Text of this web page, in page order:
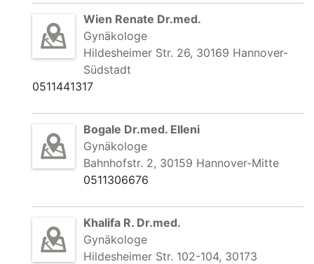
Wien Renate Dr.med.
Gynäkologe
Hildesheimer Str. 26, 30169 Hannover-
Südstadt
0511441317
Bogale Dr.med. Elleni
Gynäkologe
Bahnhofstr. 2, 30159 Hannover-Mitte
0511306676
Khalifa R. Dr.med.
Gynäkologe
Hildesheimer Str. 102-104, 30173